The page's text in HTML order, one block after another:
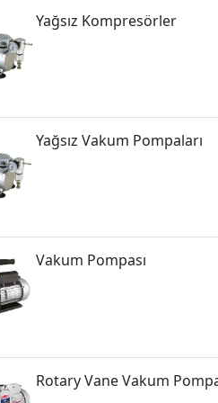
Yağsız Kompresörler
Yağsız Vakum Pompaları
Vakum Pompası
Rotary Vane Vakum